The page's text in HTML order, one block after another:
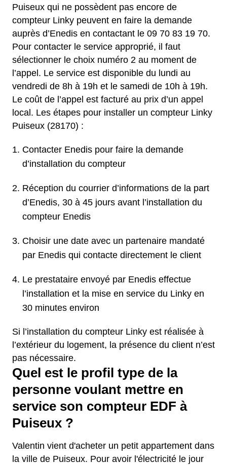
Puiseux qui ne possèdent pas encore de
compteur Linky peuvent en faire la demande
auprès d’Enedis en contactant le 09 70 83 19 70.
Pour contacter le service approprié, il faut
sélectionner le choix numéro 2 au moment de
l’appel. Le service est disponible du lundi au
vendredi de 8h à 19h et le samedi de 10h à 19h.
Le coût de l’appel est facturé au prix d’un appel
local. Les étapes pour installer un compteur Linky
Puiseux (28170) :
Contacter Enedis pour faire la demande
d’installation du compteur
Réception du courrier d’informations de la part
d’Enedis, 30 à 45 jours avant l’installation du
compteur Enedis
Choisir une date avec un partenaire mandaté
par Enedis qui contacte directement le client
Le prestataire envoyé par Enedis effectue
l’installation et la mise en service du Linky en
30 minutes environ
Si l’installation du compteur Linky est réalisée à
l’extérieur du logement, la présence du client n’est
pas nécessaire.
Quel est le profil type de la
personne voulant mettre en
service son compteur EDF à
Puiseux ?
Valentin vient d'acheter un petit appartement dans
la ville de Puiseux. Pour avoir l'électricité le jour